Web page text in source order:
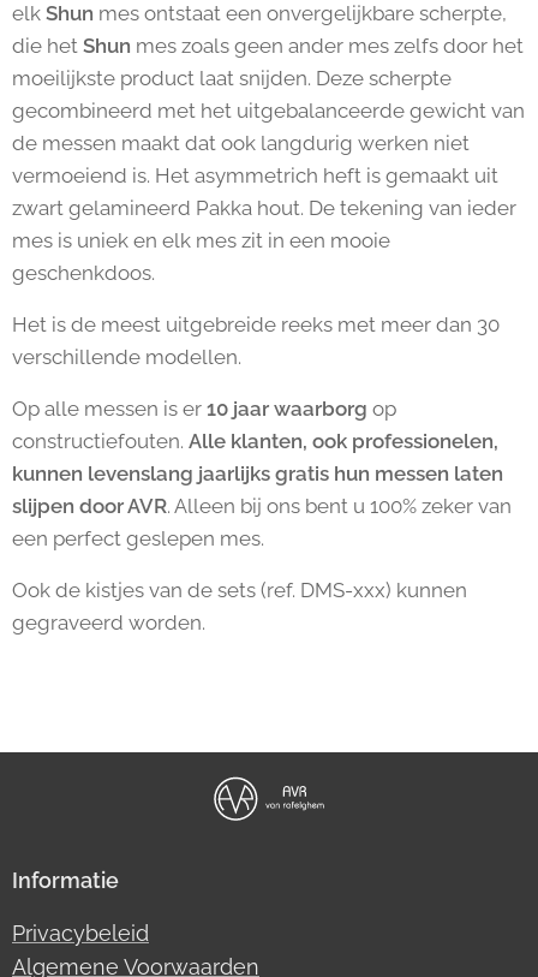
elk Shun mes ontstaat een onvergelijkbare scherpte,
die het Shun mes zoals geen ander mes zelfs door het
moeilijkste product laat snijden. Deze scherpte
gecombineerd met het uitgebalanceerde gewicht van
de messen maakt dat ook langdurig werken niet
vermoeiend is. Het asymmetrich heft is gemaakt uit
zwart gelamineerd Pakka hout. De tekening van ieder
mes is uniek en elk mes zit in een mooie
geschenkdoos.
Het is de meest uitgebreide reeks met meer dan 30
verschillende modellen.
Op alle messen is er 10 jaar waarborg op
constructiefouten. Alle klanten, ook professionelen,
kunnen levenslang jaarlijks gratis hun messen laten
slijpen door AVR. Alleen bij ons bent u 100% zeker van
een perfect geslepen mes.
Ook de kistjes van de sets (ref. DMS-xxx) kunnen
gegraveerd worden.
Informatie
Privacybeleid
Algemene Voorwaarden